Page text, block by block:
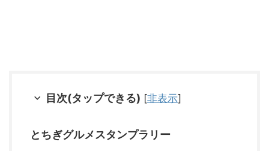
目次(タップできる) [非表示]
とちぎグルメスタンプラリー